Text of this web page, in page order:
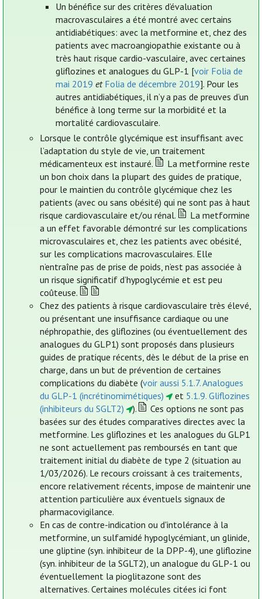
Un bénéfice sur des critères d’évaluation
macrovasculaires a été montré avec certains
antidiabétiques: avec la metformine et, chez des
patients avec macroangiopathie existante ou à
très haut risque cardio-vasculaire, avec certaines
gliflozines et analogues du GLP-1 [voir Folia de
mai 2019 et Folia de décembre 2019]. Pour les
autres antidiabétiques, il n’y a pas de preuves d’un
bénéfice à long terme sur la morbidité et la
mortalité cardiovasculaire.
Lorsque le contrôle glycémique est insuffisant avec
l’adaptation du style de vie, un traitement
médicamenteux est instauré.
La metformine reste
un bon choix dans la plupart des guides de pratique,
pour le maintien du contrôle glycémique chez les
patients (avec ou sans obésité) qui ne sont pas à haut
risque cardiovasculaire et/ou rénal.
La metformine
a un effet favorable démontré sur les complications
microvasculaires et, chez les patients avec obésité,
sur les complications macrovasculaires. Elle
n’entraîne pas de prise de poids, n’est pas associée à
un risque significatif d’hypoglycémie et est peu
coûteuse.
Chez des patients à risque cardiovasculaire très élevé,
ou présentant une insuffisance cardiaque ou une
néphropathie, des gliflozines (ou éventuellement des
analogues du GLP1) sont proposés dans plusieurs
guides de pratique récents, dès le début de la prise en
charge, dans un but de prévention de certaines
complications du diabète (voir aussi 5.1.7. Analogues
du GLP-1 (incrétinomimétiques)
et 5.1.9. Gliflozines
(inhibiteurs du SGLT2)
).
Ces options ne sont pas
basées sur des études comparatives directes avec la
metformine. Les gliflozines et les analogues du GLP1
ne sont actuellement pas remboursés en tant que
traitement initial du diabète de type 2 (situation au
1/03/2026). Le recours croissant à ces traitements,
encore relativement récents, impose de maintenir une
attention particulière aux éventuels signaux de
pharmacovigilance.
En cas de contre-indication ou d'intolérance à la
metformine, un sulfamidé hypoglycémiant, un glinide,
une gliptine (syn. inhibiteur de la DPP-4), une gliflozine
(syn. inhibiteur de la SGLT2), un analogue du GLP-1 ou
éventuellement la pioglitazone sont des
alternatives. Certaines molécules citées ici font